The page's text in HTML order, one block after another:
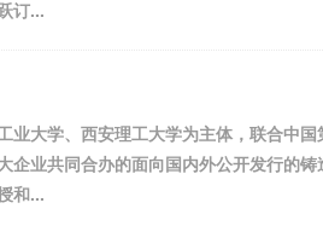
订...
大学、西安理工大学为主体，联合中
业共同合办的面向国内外公开发行的
和...